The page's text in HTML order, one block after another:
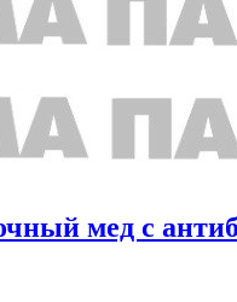
мед с